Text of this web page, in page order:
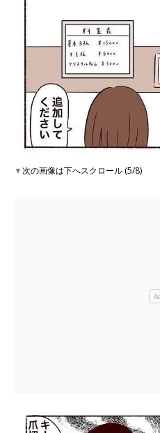
▼次の画像は下へスクロール (5/8)